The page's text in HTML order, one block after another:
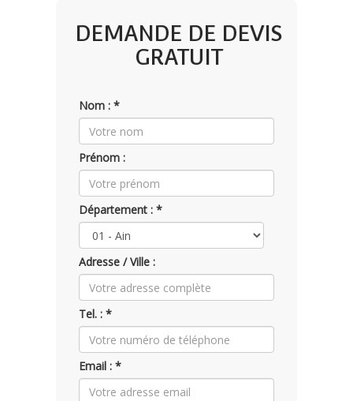
DEMANDE DE DEVIS
GRATUIT
Nom : *
Prénom :
Département : *
Adresse / Ville :
Tel. : *
Email : *